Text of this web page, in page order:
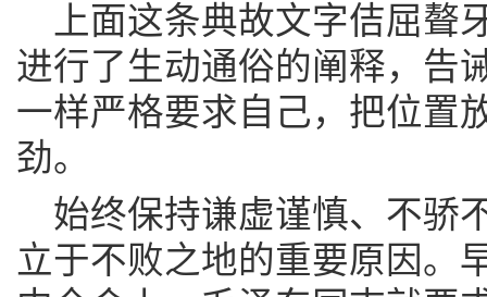
上面这条典故文字佶屈聱
进行了生动通俗的阐释，告
一样严格要求自己，把位置
劲。
始终保持谦虚谨慎、不骄
立于不败之地的重要原因。